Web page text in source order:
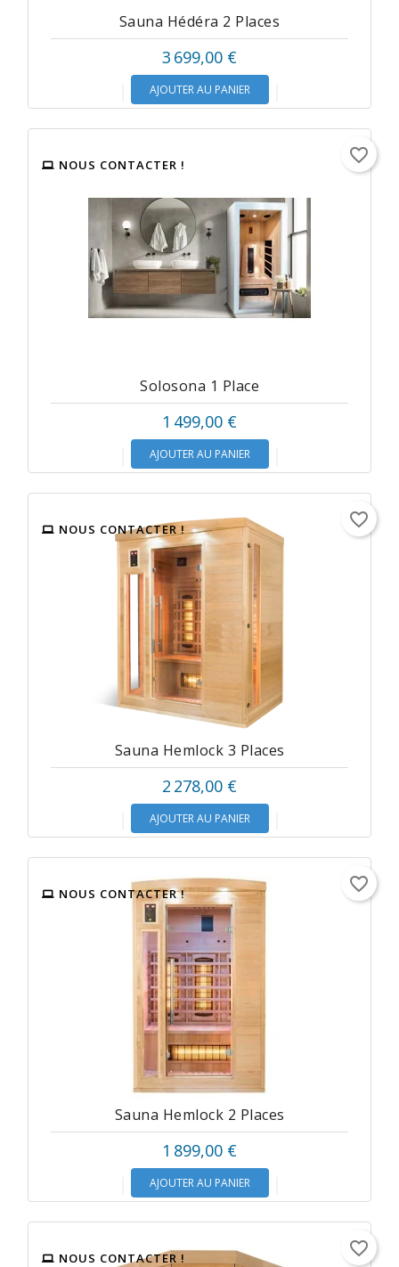
Sauna Hédéra 2 Places
3 699,00 €
AJOUTER AU PANIER
NOUS CONTACTER !
Solosona 1 Place
1 499,00 €
AJOUTER AU PANIER
favorite_border
NOUS CONTACTER !
Sauna Hemlock 3 Places
2 278,00 €
AJOUTER AU PANIER
favorite_border
NOUS CONTACTER !
Sauna Hemlock 2 Places
1 899,00 €
AJOUTER AU PANIER
favorite_border
NOUS CONTACTER ! favorite_border